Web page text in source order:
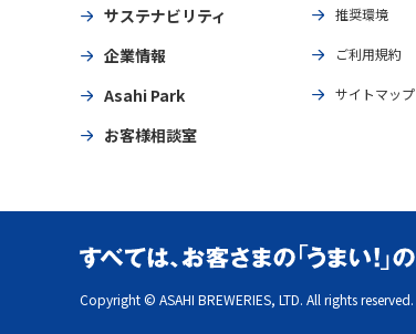
サステナビリティ
企業情報
Asahi Park
お客様相談室
推奨環境
ご利用規約
サイトマップ
Copyright © ASAHI BREWERIES, LTD. All rights reserved.